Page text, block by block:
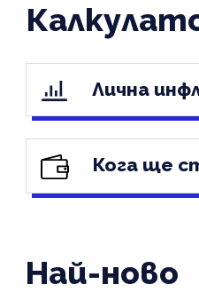
Лична
Кога ще
Най-ново